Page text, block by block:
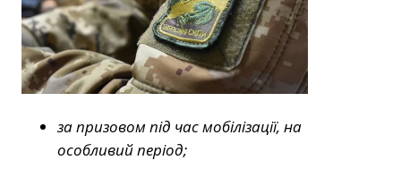
за призовом під час мобілізації, на
особливий період;